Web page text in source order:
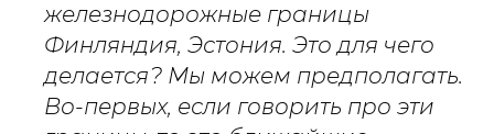
железнодорожные границы
Финляндия, Эстония. Это для чего
делается? Мы можем предполагать.
Во-первых, если говорить про эти